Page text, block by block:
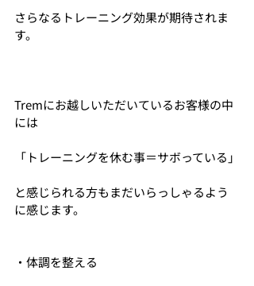
さらなるトレーニング効果が期待されま
す。
Tremにお越しいただいているお客様の中
には
「トレーニングを休む事＝サボっている」
と感じられる方もまだいらっしゃるよう
に感じます。
・体調を整える